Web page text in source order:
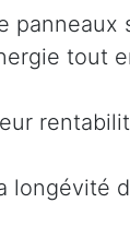
tout
longévité